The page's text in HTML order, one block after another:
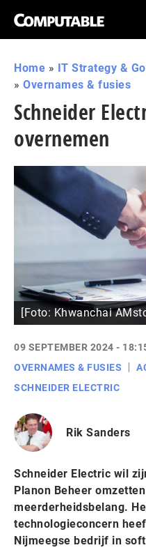
Home » IT Strategy &
» Overnames & fusies
Schneider
overnemen
[Foto: Khwanchai
09 SEPTEMBER 2024 -
OVERNAMES & FUSIES
SCHNEIDER ELECTRIC
Rik Sanders
Schneider Electric wil
Planon Beheer
meerderheidsbelang.
technologieconcern
Nijmeegse bedrijf in